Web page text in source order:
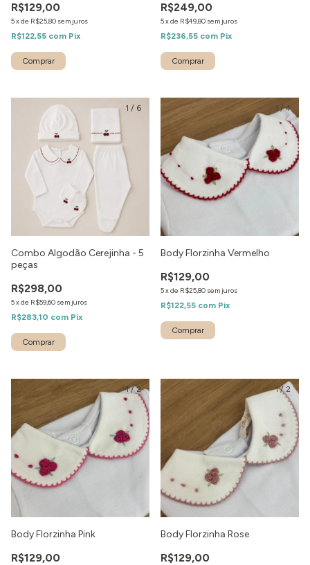
R$129,00
5xde R$25,80 sem juros
R$122,55 com Pix
R$249,00
5xde R$49,80 sem juros
R$236,55 com Pix
1 / 6
Combo Algodão Cerejinha - 5
peças
R$298,00
5xde R$59,60 sem juros
R$283,10 com Pix
1 /4
Body Florzinha Vermelho
R$129,00
5xde R$25,80 sem juros
R$122,55 com Pix
1/2
Body Florzinha Pink
R$129,00
1/ 2
Body Florzinha Rose
R$129,00